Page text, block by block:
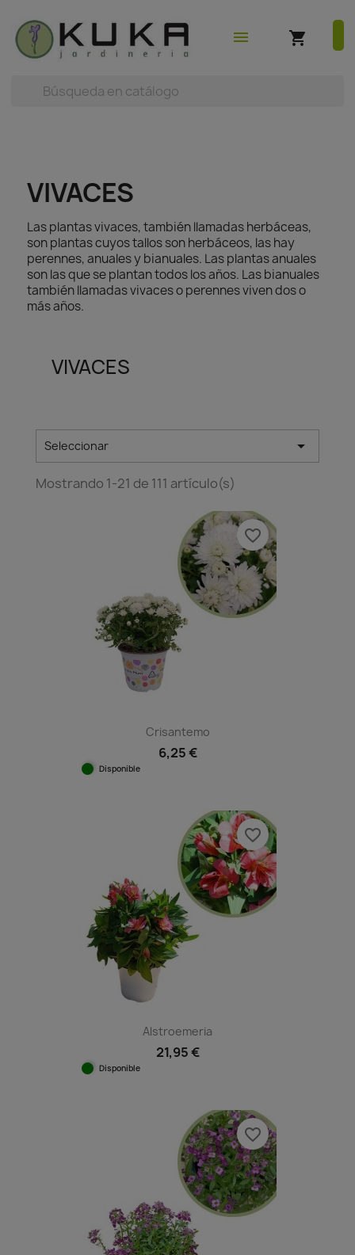
 (0)

menu
shopping_cart
VIVACES
Las plantas vivaces, también llamadas herbáceas,
son plantas cuyos tallos son herbáceos, las hay
perennes, anuales y bianuales. Las plantas anuales
son las que se plantan todos los años. Las bianuales
también llamadas vivaces o perennes viven dos o
más años.
VIVACES
Seleccionar 
Mostrando 1-21 de 111 artículo(s)
Crisantemo
6,25 €
Disponible
favorite_border
Alstroemeria
21,95 €
Disponible
favorite_border
favorite_border